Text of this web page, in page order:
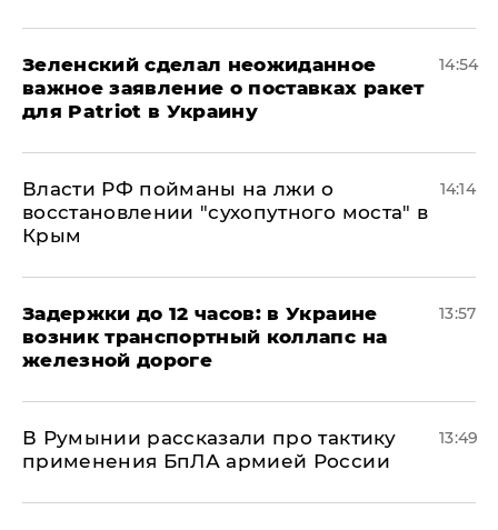
Зеленский сделал неожиданное
важное заявление о поставках ракет
для Patriot в Украину
14:54
Власти РФ пойманы на лжи о
восстановлении "сухопутного моста" в
Крым
14:14
Задержки до 12 часов: в Украине
возник транспортный коллапс на
железной дороге
13:57
В Румынии рассказали про тактику
применения БпЛА армией России
13:49